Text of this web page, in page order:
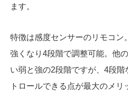
ます。
特徴は感度センサーのリモコン
強くなり4段階で調整可能。他
い弱と強の2段階ですが、4段
トロールできる点が最大のメリ